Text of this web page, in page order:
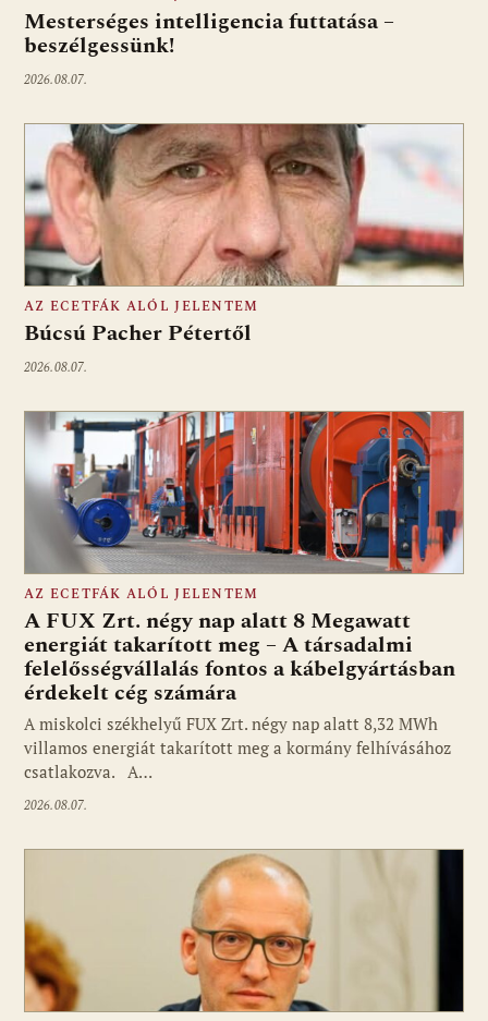
Mesterséges intelligencia futtatása –
beszélgessünk!
2026.08.07.
AZ ECETFÁK ALÓL JELENTEM
Búcsú Pacher Pétertől
2026.08.07.
AZ ECETFÁK ALÓL JELENTEM
A FUX Zrt. négy nap alatt 8 Megawatt
energiát takarított meg – A társadalmi
felelősségvállalás fontos a kábelgyártásban
érdekelt cég számára
A miskolci székhelyű FUX Zrt. négy nap alatt 8,32 MWh
villamos energiát takarított meg a kormány felhívásához
csatlakozva. A…
2026.08.07.